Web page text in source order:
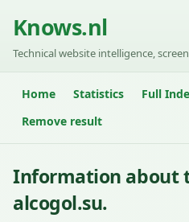
Knows.nl
Technical website intelligence,
Home Statistics Full
Remove result
Information about
alcogol.su.